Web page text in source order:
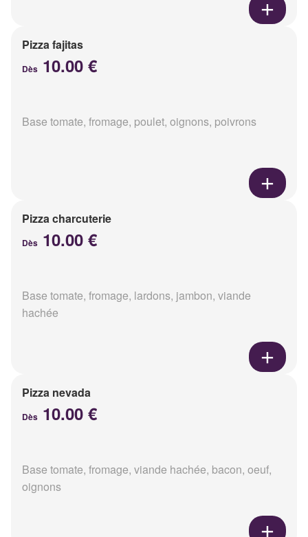
Pizza fajitas
Dès 10.00 €
Base tomate, fromage, poulet, oignons, poivrons
Pizza charcuterie
Dès 10.00 €
Base tomate, fromage, lardons, jambon, viande
hachée
Pizza nevada
Dès 10.00 €
Base tomate, fromage, viande hachée, bacon, oeuf,
oignons